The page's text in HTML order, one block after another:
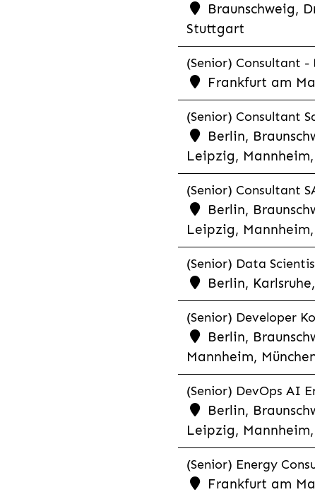
Braunschweig,
Stuttgart
(Senior) Consultant
Frankfurt am
(Senior) Consultant
Berlin,
Leipzig,
(Senior) Consultant
Berlin,
Leipzig,
(Senior) Data
Berlin,
(Senior) Developer
Berlin,
Mannheim,
(Senior) DevOps AI
Berlin,
Leipzig,
(Senior) Energy
Frankfurt am